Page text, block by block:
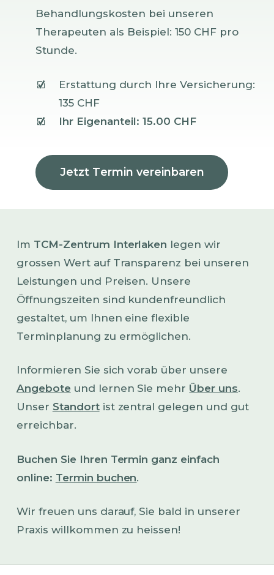
Behandlungskosten bei unseren
Therapeuten als Beispiel: 150 CHF pro
Stunde.
Erstattung durch Ihre Versicherung:
135 CHF
Ihr Eigenanteil: 15.00 CHF
Jetzt Termin vereinbaren
Im TCM-Zentrum Interlaken legen wir
grossen Wert auf Transparenz bei unseren
Leistungen und Preisen. Unsere
Öffnungszeiten sind kundenfreundlich
gestaltet, um Ihnen eine flexible
Terminplanung zu ermöglichen.
Informieren Sie sich vorab über unsere
Angebote und lernen Sie mehr Über uns.
Unser Standortist zentral gelegen und gut
erreichbar.
Buchen Sie Ihren Termin ganz einfach
online: Termin buchen.
Wir freuen uns darauf, Sie bald in unserer
Praxis willkommen zu heissen!